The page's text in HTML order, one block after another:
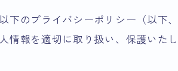
下のプライバシーポリシー（以下
情報を適切に取り扱い、保護いたし